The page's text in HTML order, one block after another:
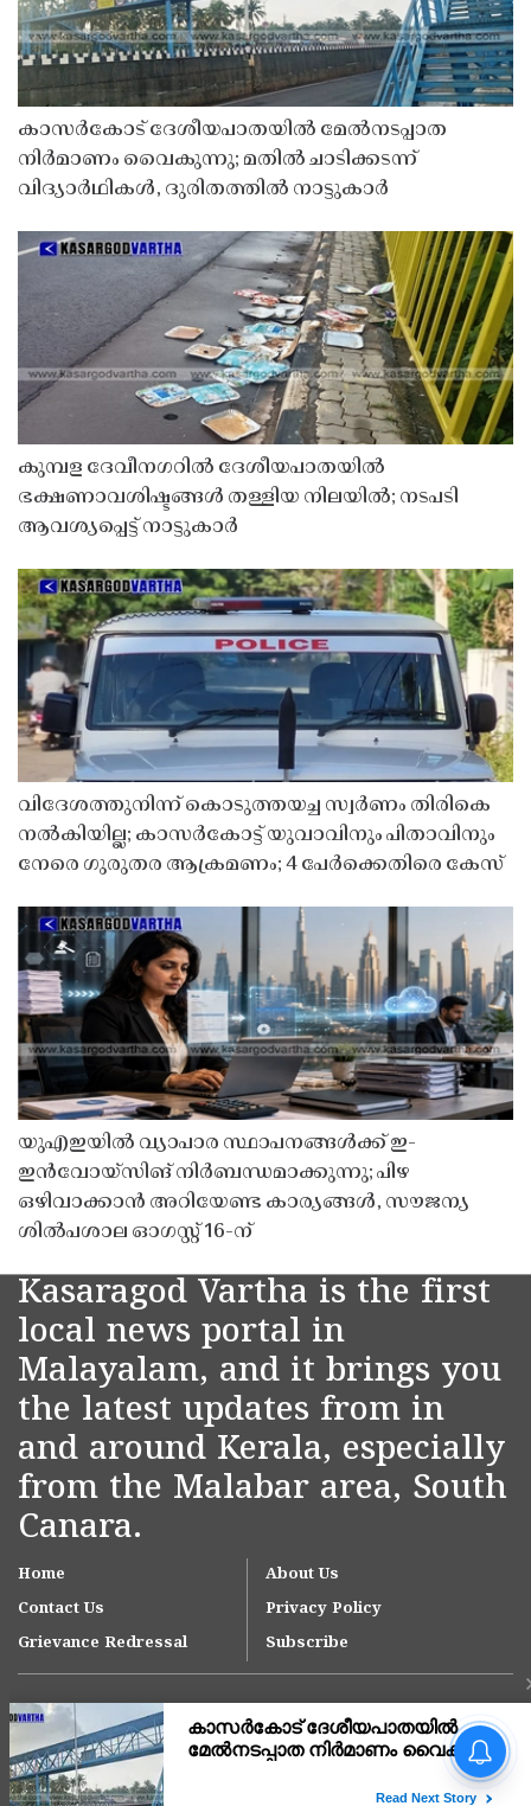
കാസർകോട് ദേശീയപാതയിൽ മേൽനടപ്പാത
നിർമാണം വൈകുന്നു; മതിൽ ചാടിക്കടന്ന്
വിദ്യാർഥികൾ, ദുരിതത്തിൽ നാട്ടുകാർ
കുമ്പള ദേവീനഗറിൽ ദേശീയപാതയിൽ
ഭക്ഷണാവശിഷ്ടങ്ങൾ തള്ളിയ നിലയിൽ; നടപടി
ആവശ്യപ്പെട്ട് നാട്ടുകാർ
വിദേശത്തുനിന്ന് കൊടുത്തയച്ച സ്വർണം തിരികെ
നൽകിയില്ല; കാസർകോട്ട് യുവാവിനും പിതാവിനും
നേരെ ഗുരുതര ആക്രമണം; 4 പേർക്കെതിരെ കേസ്
യുഎഇയിൽ വ്യാപാര സ്ഥാപനങ്ങൾക്ക് ഇ-
ഇൻവോയ്സിങ് നിർബന്ധമാക്കുന്നു; പിഴ
ഒഴിവാക്കാൻ അറിയേണ്ട കാര്യങ്ങൾ, സൗജന്യ
ശിൽപശാല ഓഗസ്റ്റ് 16-ന്
Kasaragod Vartha is the first
local news portal in
Malayalam, and it brings you
the latest updates from in
and around Kerala, especially
from the Malabar area, South
Canara.
Home
About Us
Contact Us
Privacy Policy
Grievance Redressal
Subscribe